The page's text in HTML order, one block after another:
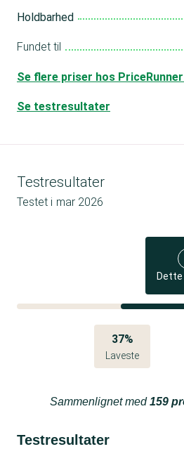
Holdbarhed
Fundet til
Se flere priser hos
Se testresultater
Testresultater
Testet i mar 2026
Dette
37%
Laveste
Sammenlignet med159
Testresultater